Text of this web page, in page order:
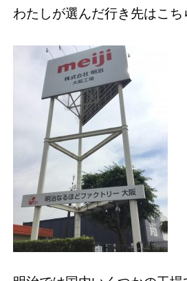
わたしが選んだ行き先はこち